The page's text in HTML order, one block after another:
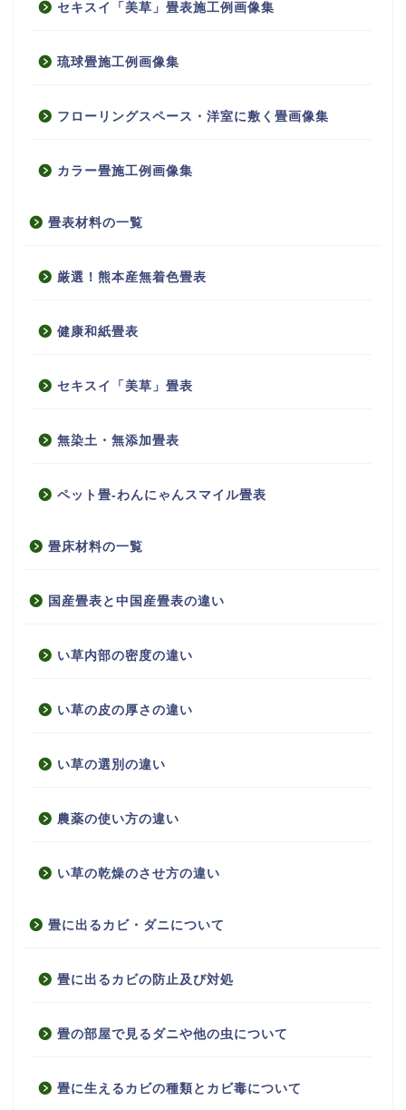
セキスイ「美草」畳表施工例画像集
琉球畳施工例画像集
フローリングスペース・洋室に敷く畳画像集
カラー畳施工例画像集
畳表材料の一覧
厳選！熊本産無着色畳表
健康和紙畳表
セキスイ「美草」畳表
無染土・無添加畳表
ペット畳-わんにゃんスマイル畳表
畳床材料の一覧
国産畳表と中国産畳表の違い
い草内部の密度の違い
い草の皮の厚さの違い
い草の選別の違い
農薬の使い方の違い
い草の乾燥のさせ方の違い
畳に出るカビ・ダニについて
畳に出るカビの防止及び対処
畳の部屋で見るダニや他の虫について
畳に生えるカビの種類とカビ毒について